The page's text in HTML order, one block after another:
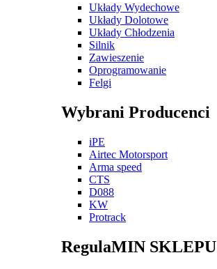
Układy Wydechowe
Układy Dolotowe
Układy Chłodzenia
Silnik
Zawieszenie
Oprogramowanie
Felgi
Wybrani Producenci
iPE
Airtec Motorsport
Arma speed
CTS
D088
KW
Protrack
RegulaMIN SKLEPU